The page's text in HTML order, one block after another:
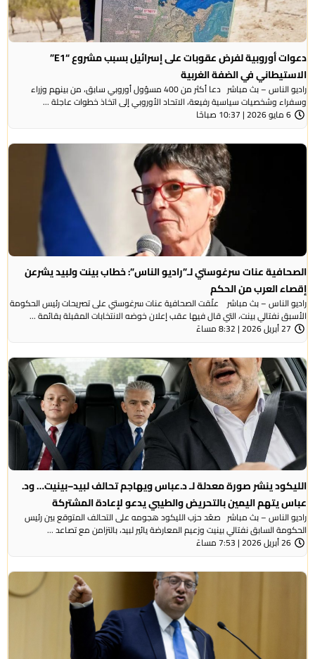
دعوات أوروبية لفرض عقوبات على إسرائيل بسبب مشروع “E1”
الاستيطاني في الضفة الغربية
راديو الناس – بث مباشر دعا أكثر من 400 مسؤول أوروبي سابق، من بينهم وزراء
وسفراء وشخصيات سياسية رفيعة، الاتحاد الأوروبي إلى اتخاذ خطوات عاجلة ...
6 مايو 2026 | 10:37 صباحًا
الصحافية عنات سرغوستي لـ”راديو الناس”: خطاب بينت ولبيد يشرعن
إقصاء العرب من الحكم
راديو الناس – بث مباشر علّقت الصحافية عنات سرغوستي على تصريحات رئيس الحكومة
الأسبق نفتالي بينت، التي قال فيها عقب إعلان خوضه الانتخابات المقبلة بقائمة ...
27 أبريل 2026 | 8:32 مساءً
الليكود ينشر صورة معدلة لـ د.عباس ويهاجم تحالف لبيد–بينيت… ود.
عباس يتهم اليمين بالتحريض والطيبي يدعو لإعادة المشتركة
راديو الناس – بث مباشر صعّد حزب الليكود هجومه على التحالف المتوقع بين رئيس
الحكومة السابق نفتالي بينيت وزعيم المعارضة يائير لبيد، بالتزامن مع تصاعد ...
26 أبريل 2026 | 7:53 مساءً